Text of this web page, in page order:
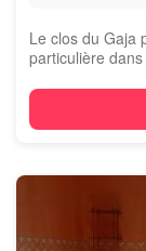
Le clos du Gaja
particulière